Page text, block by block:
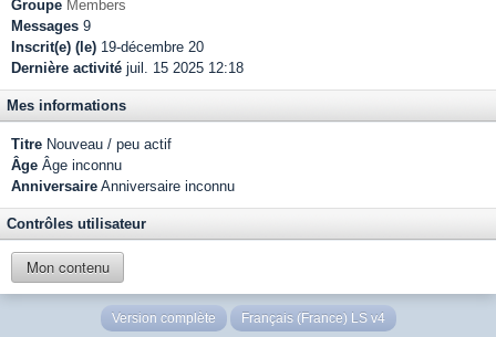
Groupe Members
Messages 9
Inscrit(e) (le) 19-décembre 20
Dernière activité juil. 15 2025 12:18
Mes informations
Titre Nouveau / peu actif
Âge Âge inconnu
Anniversaire Anniversaire inconnu
Contrôles utilisateur
Mon contenu
Version complète Français (France) LS v4